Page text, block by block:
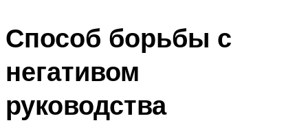
Способ борьбы с
негативом
руководства